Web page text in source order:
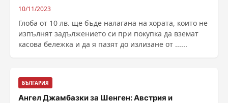
10/11/2023
Глоба от 10 лв. ще бъде налагана на хората, които не
изпълнят задължението си при покупка да вземат
касова бележка и да я пазят до излизане от ......
БЪЛГАРИЯ
Ангел Джамбазки за Шенген: Австрия и